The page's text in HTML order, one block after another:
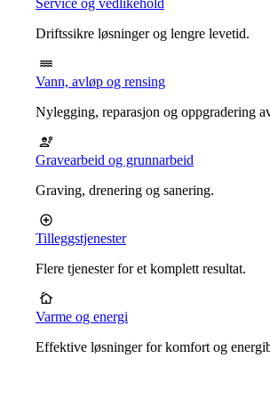
Driftssikre løsninger og lengre levetid.
Vann, avløp og rensing
Nylegging, reparasjon og oppgradering
Gravearbeid og grunnarbeid
Graving, drenering og sanering.
Tilleggstjenester
Flere tjenester for et komplett resultat.
Varme og energi
Effektive løsninger for komfort og